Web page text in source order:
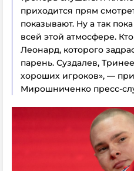
приходится прям
показывают. Ну а так
всей этой атмосфере.
Леонард, которого
парень. Суздалев,
хороших игроков», —
Мирошниченко пресс-